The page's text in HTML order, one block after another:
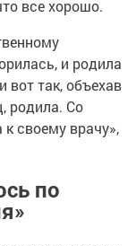
и родила
так, объехав
родила. Со
своему врачу»,
по